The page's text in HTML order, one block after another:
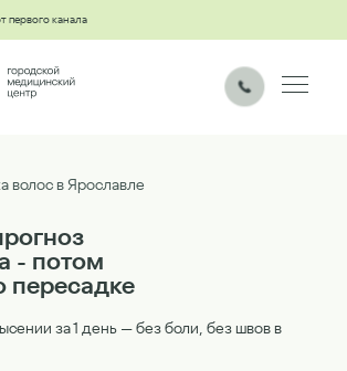
первого канала
волос в Ярославле
- потом
пересадке
за 1 день — без боли, без швов в